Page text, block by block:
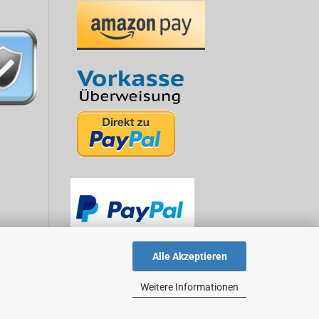
Alle Akzeptieren
Weitere Informationen